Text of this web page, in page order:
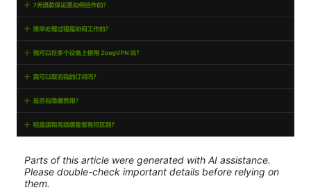
Parts of this article were generated with AI assistance.
Please double-check important details before relying on
them.